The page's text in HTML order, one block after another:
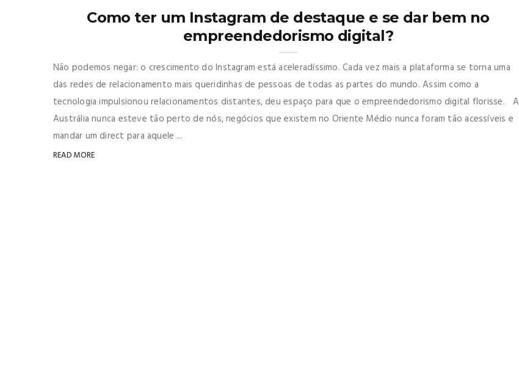
Como ter um Instagram de destaque e se dar bem no
empreendedorismo digital?
Não podemos negar: o crescimento do Instagram está aceleradíssimo. Cada vez mais a plataforma se torna uma
das redes de relacionamento mais queridinhas de pessoas de todas as partes do mundo. Assim como a
tecnologia impulsionou relacionamentos distantes, deu espaço para que o empreendedorismo digital florisse. A
Austrália nunca esteve tão perto de nós, negócios que existem no Oriente Médio nunca foram tão acessíveis e
mandar um direct para aquele ...
READ MORE